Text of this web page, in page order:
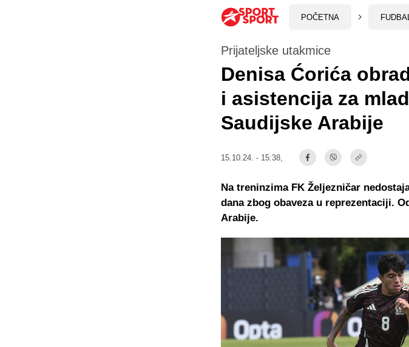
POČETNA FUDBAL
Prijateljske utakmice
Denisa Ćorića
i asistencija za
Saudijske Arabije
15.10.24. - 15:38,
Na treninzima FK Željezničar
dana zbog obaveza u reprezentaciji.
Arabije.